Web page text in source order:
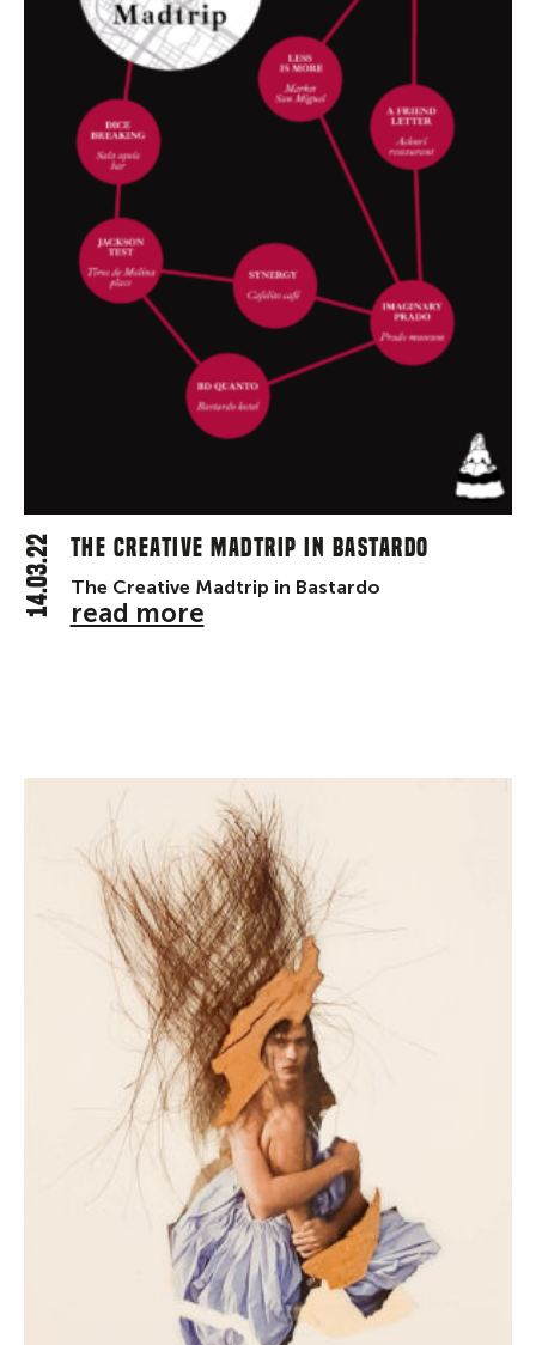
The Creative Madtrip in Bastardo
14.03.22 The Creative Madtrip in Bastardo
read more